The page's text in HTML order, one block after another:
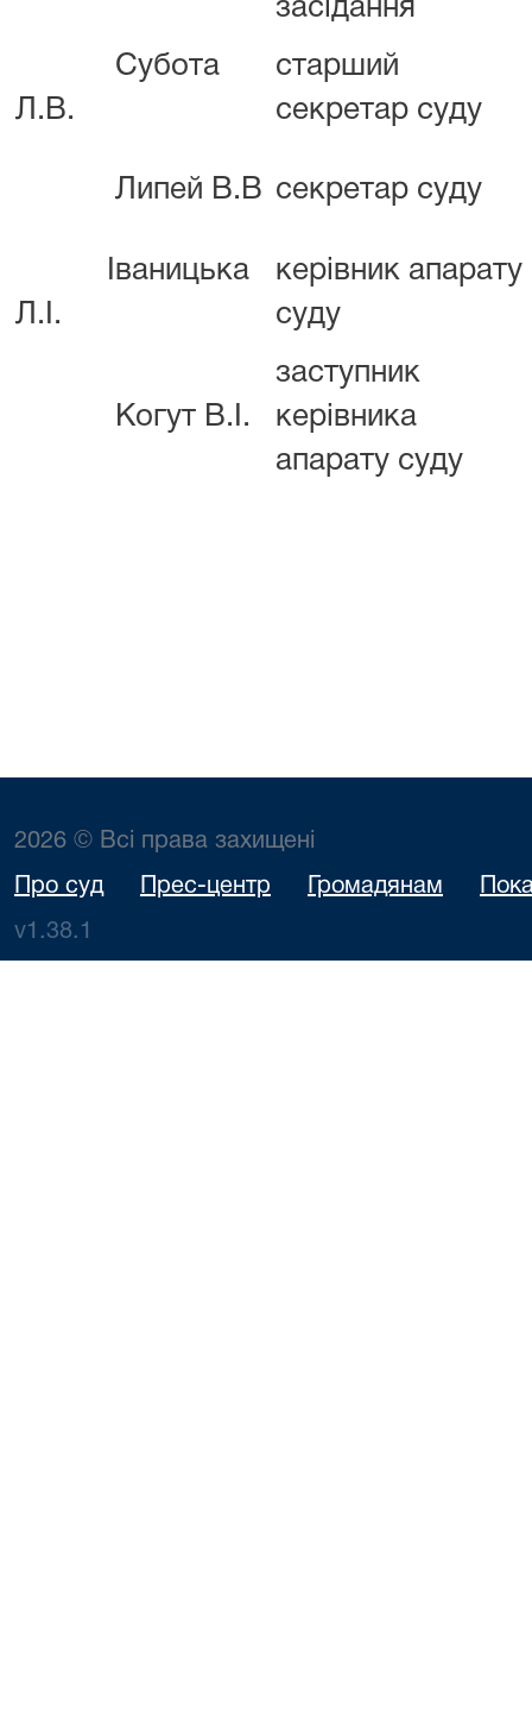
засідання
Субота
Л.В.
старший
секретар суду
Липей В.В секретар суду
Іваницька
Л.І.
керівник апарату
суду
Когут В.І.
заступник
керівника
апарату суду
2026 © Всі права захищені
Про суд Прес-центр Громадянам
v1.38.1